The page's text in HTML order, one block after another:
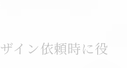
イン依頼時に役